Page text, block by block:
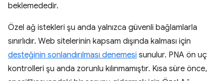
beklemededir.
Özel ağ istekleri şu anda yalnızca güvenli bağlamlarla
sınırlıdır. Web sitelerinin kapsam dışında kalması için
desteğinin sonlandırılması denemesi sunulur. PNA ön uç
kontrolleri şu anda zorunlu kılınmamıştır. Kısa süre önce,